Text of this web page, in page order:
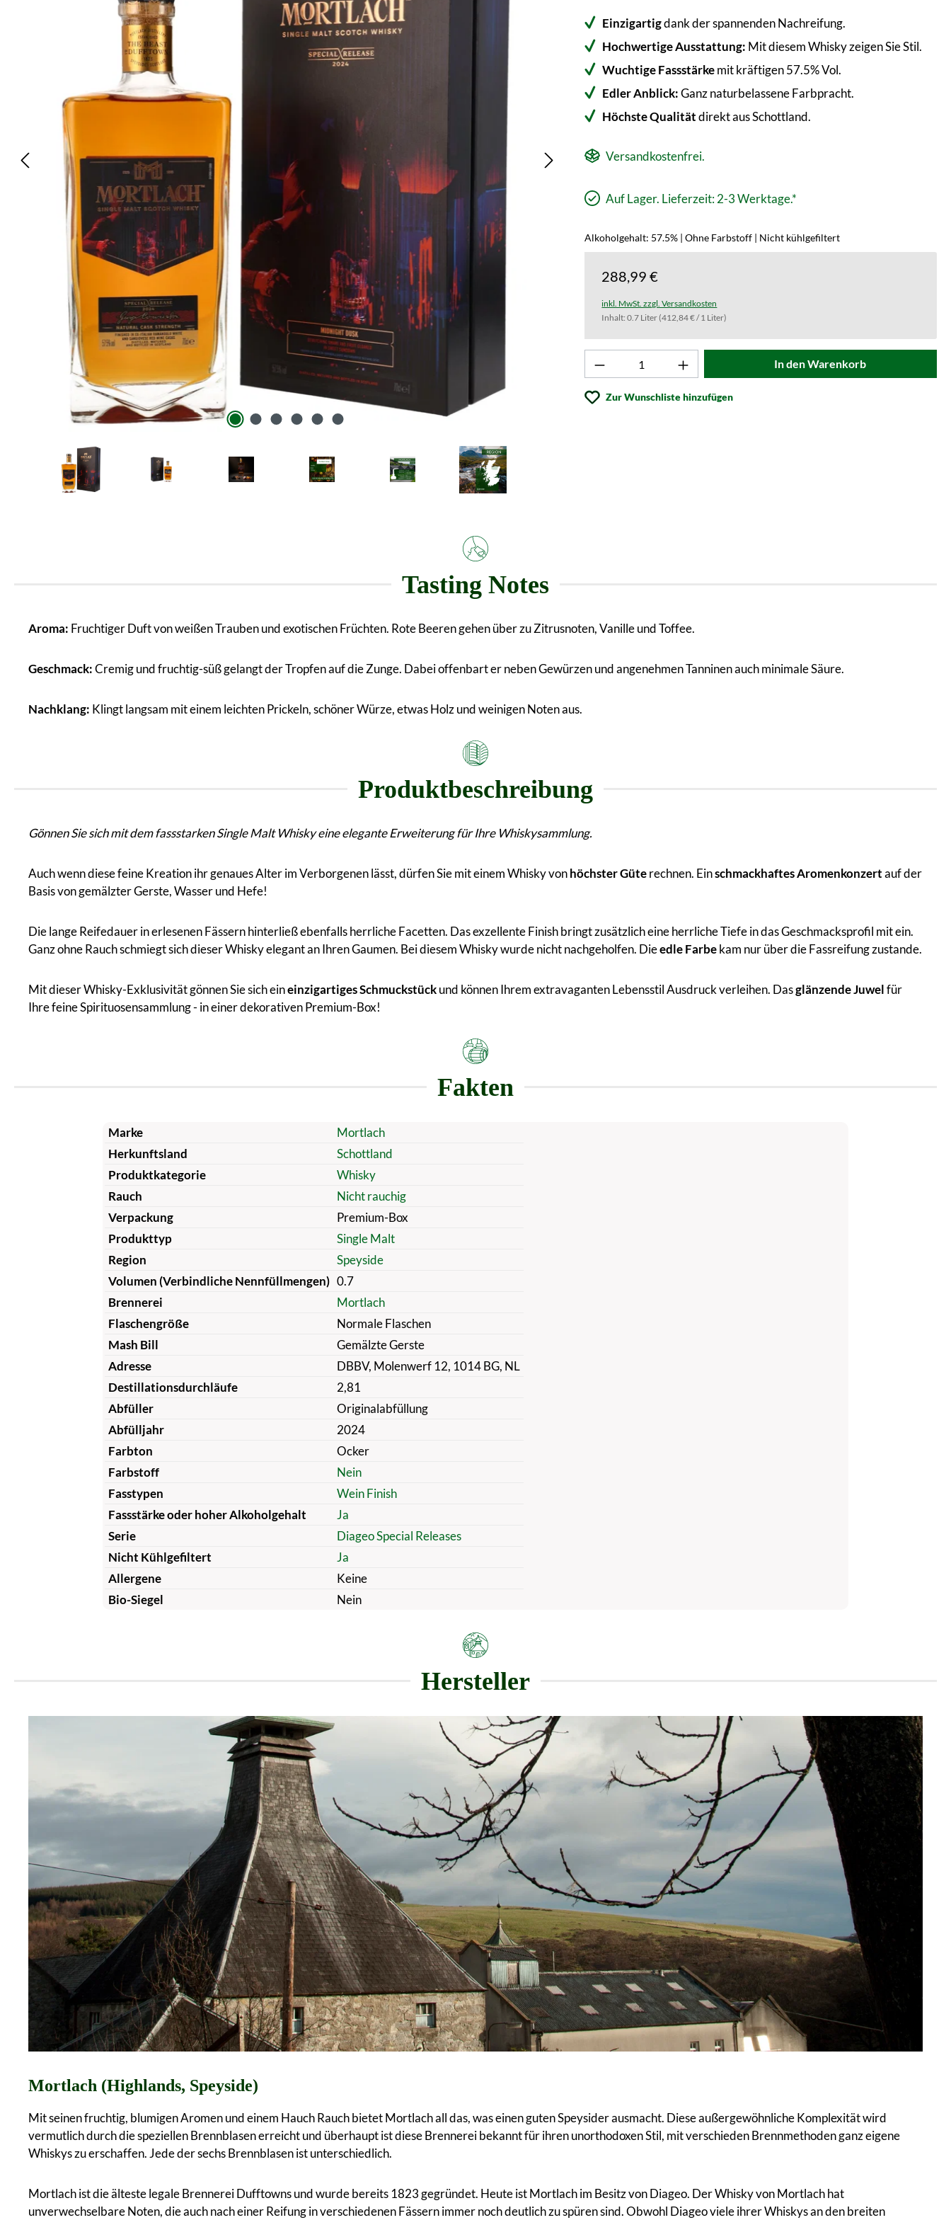
Einzigartigdank der spannenden Nachreifung.
Hochwertige Ausstattung: Mit diesem Whisky zeigen Sie Stil.
Wuchtige Fassstärkemit kräftigen 57.5% Vol.
Edler Anblick:Ganz naturbelassene Farbpracht.
Höchste Qualitätdirekt aus Schottland.
Versandkostenfrei.
Auf Lager. Lieferzeit: 2-3 Werktage.*
Alkoholgehalt: 57.5% | Ohne Farbstoff | Nicht kühlgefiltert
288,99 €
inkl. MwSt. zzgl. Versandkosten
Inhalt:0.7 Liter(412,84 € / 1 Liter)
Produkt Anzahl: Gib den gewünschten Wert ein
In den Warenkorb
Zur Wunschliste hinzufügen
Tasting Notes
Aroma: Fruchtiger Duft von weißen Trauben und exotischen Früchten. Rote Beeren gehen über zu Zitrusnoten, Vanille und Toffee.
Geschmack:Cremig und fruchtig-süß gelangt der Tropfen auf die Zunge. Dabei offenbart er neben Gewürzen und angenehmen Tanninen auch minimale Säure.
Nachklang: Klingt langsam mit einem leichten Prickeln, schöner Würze, etwas Holz und weinigen Noten aus.
Produktbeschreibung
Gönnen Sie sich mit dem fassstarken Single Malt Whisky eine elegante Erweiterung für Ihre Whiskysammlung.
Auch wenn diese feine Kreation ihr genaues Alter im Verborgenen lässt, dürfen Sie mit einem Whisky vonhöchster Güterechnen. Einschmackhaftes Aromenkonzertauf der
Basis von gemälzter Gerste, Wasser und Hefe!
Die lange Reifedauer in erlesenen Fässern hinterließ ebenfalls herrliche Facetten. Das exzellente Finish bringt zusätzlich eine herrliche Tiefe in das Geschmacksprofil mit ein.
Ganz ohne Rauch schmiegt sich dieser Whisky elegant an Ihren Gaumen. Bei diesem Whisky wurde nicht nachgeholfen. Dieedle Farbekam nur über die Fassreifung zustande.
Mit dieser Whisky-Exklusivität gönnen Sie sich eineinzigartiges Schmuckstückund können Ihrem extravaganten Lebensstil Ausdruck verleihen. Dasglänzende Juwelfür
Ihre feine Spirituosensammlung - in einer dekorativen Premium-Box!
Fakten
Marke
Mortlach
Herkunftsland
Schottland
Produktkategorie
Whisky
Rauch
Nicht rauchig
Verpackung
Premium-Box
Produkttyp
Single Malt
Region
Speyside
Volumen (Verbindliche Nennfüllmengen) 0.7
Brennerei
Mortlach
Flaschengröße
Normale Flaschen
Mash Bill
Gemälzte Gerste
Adresse
DBBV, Molenwerf 12, 1014 BG, NL
Destillationsdurchläufe
2,81
Abfüller
Originalabfüllung
Abfülljahr
2024
Farbton
Ocker
Farbstoff
Nein
Fasstypen
Wein Finish
Fassstärke oder hoher Alkoholgehalt
Ja
Serie
Diageo Special Releases
Nicht Kühlgefiltert
Ja
Allergene
Keine
Bio-Siegel
Nein
Hersteller
Mortlach (Highlands, Speyside)
Mit seinen fruchtig, blumigen Aromen und einem Hauch Rauch bietet Mortlach all das, was einen guten Speysider ausmacht. Diese außergewöhnliche Komplexität wird
vermutlich durch die speziellen Brennblasen erreicht und überhaupt ist diese Brennerei bekannt für ihren unorthodoxen Stil, mit verschieden Brennmethoden ganz eigene
Whiskys zu erschaffen. Jede der sechs Brennblasen ist unterschiedlich.
Mortlach ist die älteste legale Brennerei Dufftowns und wurde bereits 1823 gegründet. Heute ist Mortlach im Besitz von Diageo. Der Whisky von Mortlach hat
unverwechselbare Noten, die auch nach einer Reifung in verschiedenen Fässern immer noch deutlich zu spüren sind. Obwohl Diageo viele ihrer Whiskys an den breiten